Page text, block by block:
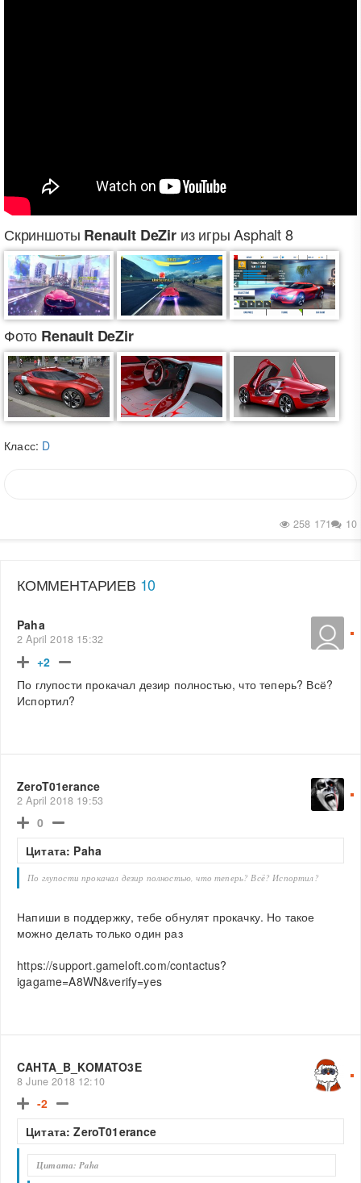
Скриншоты Renault DeZirиз игры Asphalt 8
Фото Renault DeZir
Класс: D
10
258 171
КОММЕНТАРИЕВ 10
Paha
2 April 2018 15:32
+2
По глупости прокачал дезир полностью, что теперь? Всё?
Испортил?
ZeroT01erance
2 April 2018 19:53
0
Цитата: Paha
По глупости прокачал дезир полностью, что теперь? Всё? Испортил?
Напиши в поддержку, тебе обнулят прокачку. Но такое
можно делать только один раз
https://support.gameloft.com/contactus?
igagame=A8WN&verify=yes
CAHTA_B_KOMATO3E
8 June 2018 12:10
-2
Цитата: ZeroT01erance
Цитата: Paha